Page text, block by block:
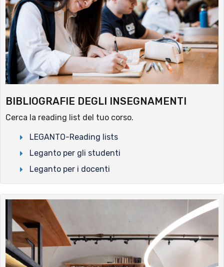
BIBLIOGRAFIE DEGLI INSEGNAMENTI
Cerca la reading list del tuo corso.
LEGANTO-Reading lists
Leganto per gli studenti
Leganto per i docenti